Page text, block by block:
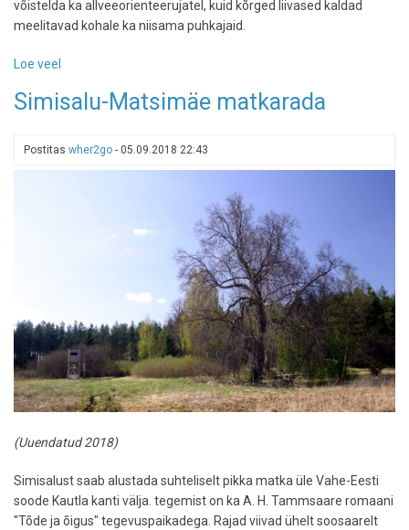
võistelda ka allveeorienteerujatel, kuid kõrged liivased kaldad
meelitavad kohale ka niisama puhkajaid.
Loe veel
loodusõpperada
järvetiir
Simisalu-Matsimäe matkarada
Postitas wher2go - 05.09.2018 22:43
(Uuendatud 2018)
Simisalust saab alustada suhteliselt pikka matka üle Vahe-Eesti
soode Kautla kanti välja. tegemist on ka A. H. Tammsaare romaani
"Tõde ja õigus" tegevuspaikadega. Rajad viivad ühelt soosaarelt